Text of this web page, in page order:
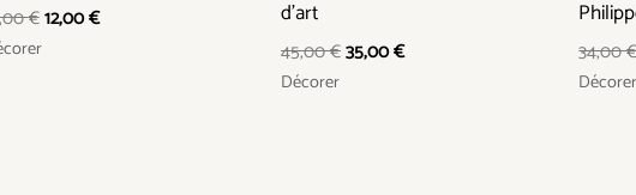
€12,00€
d’art
45,00€35,00€
Décorer
34,00
Décorer